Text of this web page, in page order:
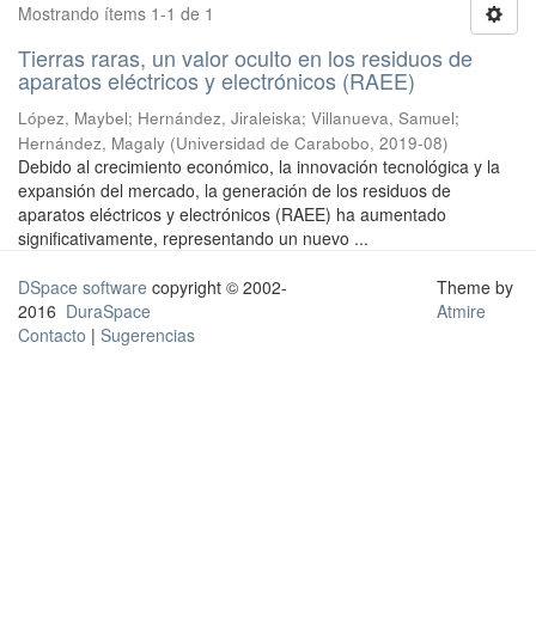
Mostrando ítems 1-1 de 1
Tierras raras, un valor oculto en los residuos de
aparatos eléctricos y electrónicos (RAEE)
López, Maybel; Hernández, Jiraleiska; Villanueva, Samuel;
Hernández, Magaly (Universidad de Carabobo, 2019-08)
Debido al crecimiento económico, la innovación tecnológica y la
expansión del mercado, la generación de los residuos de
aparatos eléctricos y electrónicos (RAEE) ha aumentado
significativamente, representando un nuevo ...
DSpace software copyright © 2002-
2016 DuraSpace
Contacto | Sugerencias
Theme by
Atmire